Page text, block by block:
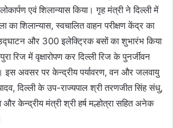
एवं शिलान्यास किया। गृह मंत्री ने दिल्ली में
का शिलान्यास, स्वचालित वाहन परीक्षण केंद्र का
उद्घाटन और 300 इलेक्ट्रिक बसों का शुभारंभ किया
रिज में वृक्षारोपण कर दिल्ली रिज के पुनर्जीवन
अवसर पर केन्द्रीय पर्यावरण, वन और जलवायु
दिल्ली के उप-राज्यपाल श्री तरणजीत सिंह संधु,
और केन्द्रीय मंत्री श्री हर्ष मल्होत्रा सहित अनेक